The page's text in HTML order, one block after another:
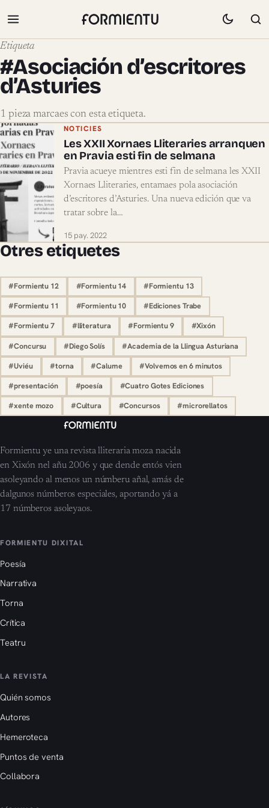
Etiqueta
#Asociación d’escritores
d’Asturies
1 pieza marcaes con esta etiqueta.
Pieces marcaes con #Asociación
NOTICIES
Les XXII Xornaes Lliteraries arranquen
en Pravia esti fin de selmana
Pravia acueye mientres esti fin de selmana les XXII
Xornaes Lliteraries, entamaes pola asociación
d’escritores d’Asturies. Una nueva edición que va
tratar sobre la…
15 pay. 2022
Otres etiquetes
#Formientu 12 #Formientu 14 #Formientu 13
#Formientu 11 #Formientu 10 #Ediciones Trabe
#Formientu 7 #lliteratura #Formientu 9 #Xixón
#Concursu #Diego Solís #Academia de la Llingua Asturiana
#Uviéu #torna #Calume #Volvemos en 6 minutos
#presentación #poesía #Cuatro Gotes Ediciones
#xente mozo #Cultura #Concursos #microrellatos
Formientu ye una revista lliteraria moza nacida
en Xixón nel añu 2006 y que dende entós vien
asoleyando al menos un númberu añal, amás de
dalgunos númberos especiales, aportando yá a
17 númberos asoleyaos.
FORMIENTU DIXITAL
Poesía
Narrativa
Torna
Crítica
Teatru
LA REVISTA
Quién somos
Autores
Hemeroteca
Puntos de venta
Collabora